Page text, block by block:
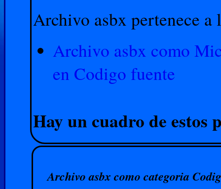
Archivo asbx pertenece a
Archivo asbx como
en Codigo fuente
Hay un cuadro de estos
Archivo asbx como categoria